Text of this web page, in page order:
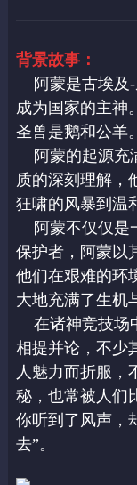
背景故事：
阿蒙是古埃及-
成为国家的主神
圣兽是鹅和公羊。
阿蒙的起源充
质的深刻理解，
狂啸的风暴到温
阿蒙不仅仅是
保护者，阿蒙以
他们在艰难的环
大地充满了生机
在诸神竞技场
相提并论，不少
人魅力而折服，
秘，也常被人们
你听到了风声，
去”。